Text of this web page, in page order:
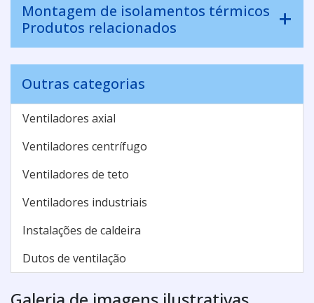
Montagem de isolamentos térmicos
Produtos relacionados
Outras categorias
Ventiladores axial
Ventiladores centrífugo
Ventiladores de teto
Ventiladores industriais
Instalações de caldeira
Dutos de ventilação